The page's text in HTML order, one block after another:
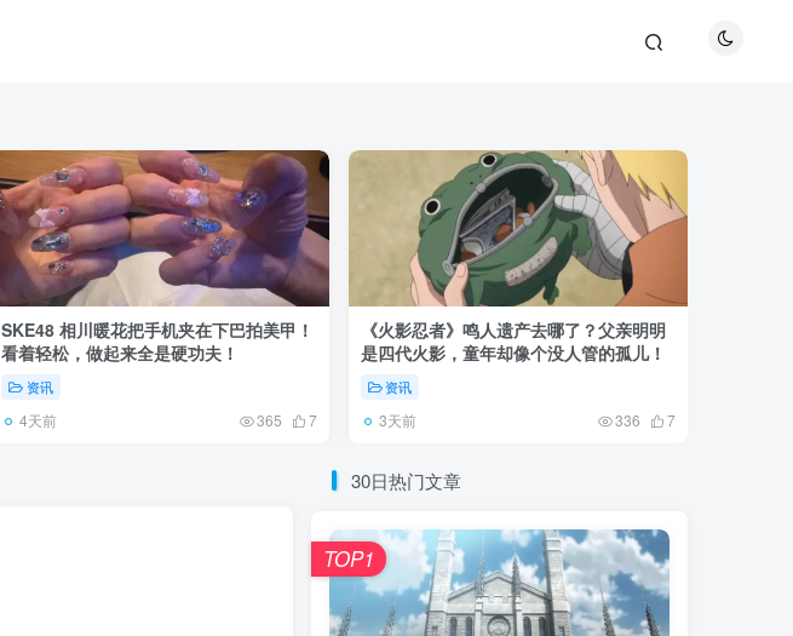
SKE48 相川暖花把手机夹在下巴拍美甲！
看着轻松，做起来全是硬功夫！
资讯
4天前 365 7
《火影忍者》鸣人遗产去哪了？父亲明明
是四代火影，童年却像个没人管的孤儿！
资讯
3天前 336 7
30日热门文章
TOP1